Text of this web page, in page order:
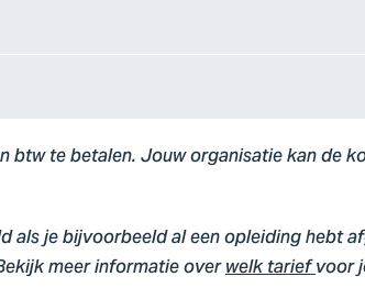
btw te betalen. Jouw organisatie kan de
als je bijvoorbeeld al een opleiding hebt
meer informatie overwelk tariefvoor